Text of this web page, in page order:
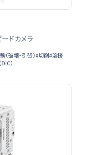
ドカメラ
（破壊・引張）#切削#溶接
）